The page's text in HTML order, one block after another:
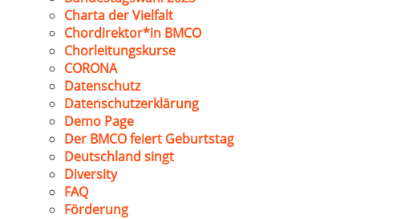
Charta der Vielfalt
Chordirektor*in BMCO
Chorleitungskurse
CORONA
Datenschutz
Datenschutzerklärung
Demo Page
Der BMCO feiert Geburtstag
Deutschland singt
Diversity
FAQ
Förderung